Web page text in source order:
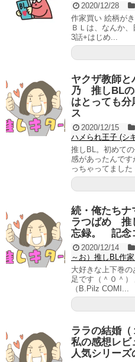
2020/12/28
作家買い 絵柄が
ＢＬは、なんか
3話+はじめ...
ヤクザ教師
乃 推しBLの
はとっても分
ス
2020/12/15
ハメられ王子 (シ
推しBL。初めて
感があったんで
っちゃってました
続・俺たち
ラつばめ 推
忘録。 記念
2020/12/14
～お）推しBL作
大好きな上下巻
足です（＾０＾
（B.Pilz COMI...
ララの結婚
私の感想レビ
人気シリーズ